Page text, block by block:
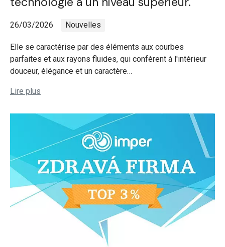
26/03/2026 Nouvelles
Elle se caractérise par des éléments aux courbes
parfaites et aux rayons fluides, qui confèrent à l'intérieur
douceur, élégance et un caractère…
Lire plus